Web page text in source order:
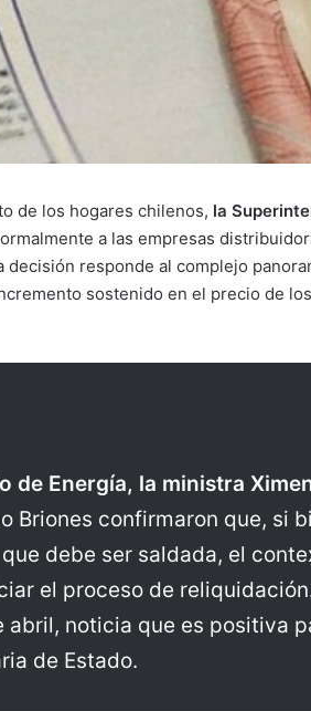
de los hogares chilenos, la
a las empresas
decisión responde al complejo
sostenido en el precio de
de Energía, la ministra
Briones confirmaron que, si
debe ser saldada, el
el proceso de
abril, noticia que es positiva
de Estado.